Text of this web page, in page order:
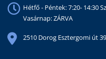
Hétfő - Péntek: 7:20- 14:30
Vasárnap: ZÁRVA
2510 Dorog Esztergomi út